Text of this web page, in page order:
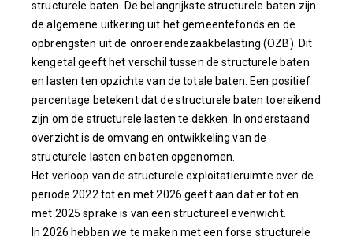
structurele baten. De belangrijkste structurele baten zijn
de algemene uitkering uit het gemeentefonds en de
opbrengsten uit de onroerendezaakbelasting (OZB). Dit
kengetal geeft het verschil tussen de structurele baten
en lasten ten opzichte van de totale baten. Een positief
percentage betekent dat de structurele baten toereikend
zijn om de structurele lasten te dekken. In onderstaand
overzicht is de omvang en ontwikkeling van de
structurele lasten en baten opgenomen.
Het verloop van de structurele exploitatieruimte over de
periode 2022 tot en met 2026 geeft aan dat er tot en
met 2025 sprake is van een structureel evenwicht.
In 2026 hebben we te maken met een forse structurele